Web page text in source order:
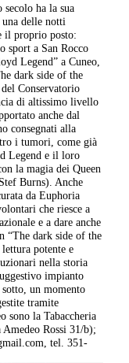
ha la sua
delle notti
il proprio posto:
sport a San Rocco
Legend” a Cuneo,
dark side of the
Conservatorio
di altissimo livello
anche dal
consegnati alla
i tumori, come già
Legend e il loro
la magia dei Queen
Burns). Anche
da Euphoria
che riesce a
e a dare anche
“The dark side of the
potente e
nella storia
impianto
un momento
tramite
sono la Tabaccheria
Rossi 31/b);
tel. 351-